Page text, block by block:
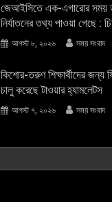
জেআইসিতে এক-এগারোর সময়
নির্যাতনের তথ্য পাওয়া গেছে :
আগস্ট ৮, ২০২৬ সময় সংবাদ
কিশোর-তরুণ শিক্ষার্থীদের জন্য
চালু করেছে টাওয়ার হ্যামলেটস
আগস্ট ৭, ২০২৬ সময় সংবাদ